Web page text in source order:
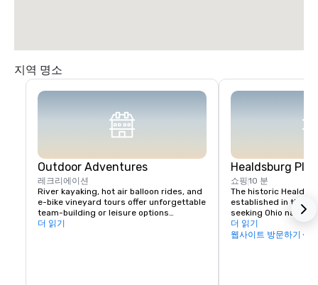
지역 명소
Outdoor Adventures
레크리에이션
River kayaking, hot air balloon rides, and
e-bike vineyard tours offer unforgettable
team-building or leisure options
더 읽기
Healdsburg
쇼핑10 분
The historic
established in the
seeking Ohio native
vital touchpoint for
immense
더 읽기
웹사이트 방문하기